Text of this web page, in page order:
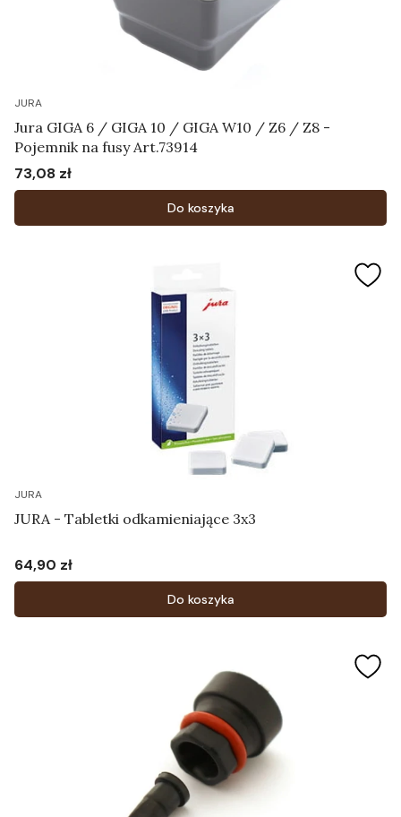
JURA
Jura GIGA 6 / GIGA 10 / GIGA W10 / Z6 / Z8 -
Pojemnik na fusy Art.73914
Cena
73,08 zł
Do koszyka
JURA
JURA - Tabletki odkamieniające 3x3
Cena
64,90 zł
Do koszyka